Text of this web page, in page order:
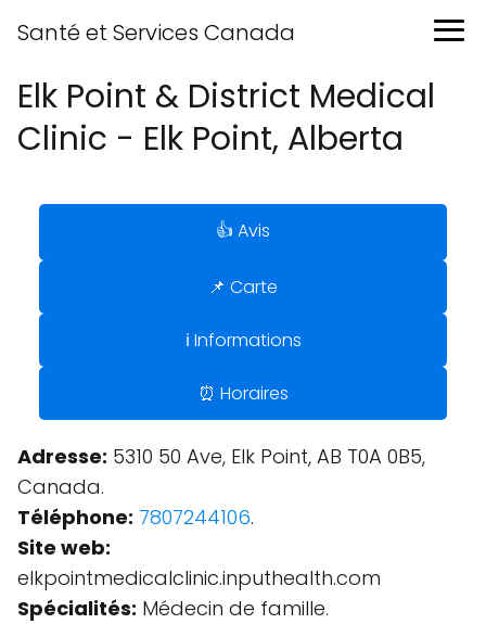
Santé et Services Canada
Elk Point & District Medical
Clinic - Elk Point, Alberta
👍 Avis
📌 Carte
ℹ️ Informations
⏰ Horaires
Adresse: 5310 50 Ave, Elk Point, AB T0A 0B5,
Canada.
Téléphone: 7807244106.
Site web:
elkpointmedicalclinic.inputhealth.com
Spécialités: Médecin de famille.